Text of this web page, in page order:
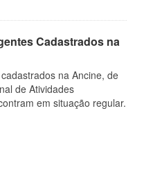
Cadastrados na
na Ancine, de
de Atividades
em situação regular.